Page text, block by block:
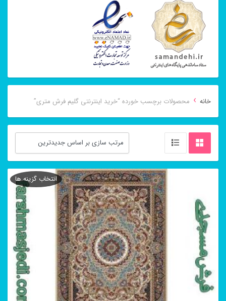
خانه › محصولات برچسب خورده “خرید اینترنتی گلیم فرش متری”
انتخاب گزینه ها